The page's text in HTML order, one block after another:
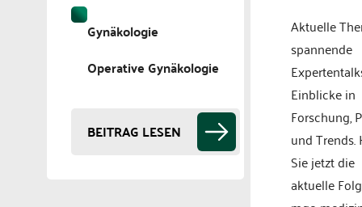
Gynäkologie
Operative Gynäkologie
BEITRAG LESEN
Aktuelle
spannende
Einblicke in
Forschung,
und Trends.
Sie jetzt die
aktuelle